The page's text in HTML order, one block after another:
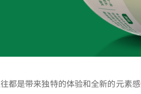
都是带来独特的体验和全新的元素